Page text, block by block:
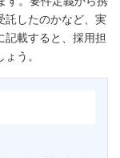
託したのかなど、実
記載すると、採用担
う。